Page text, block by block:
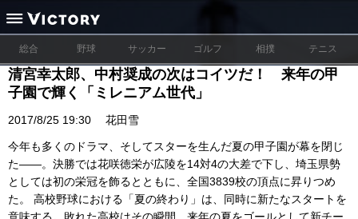
総合 野球 サッカー ゴルフ 相撲 テニス
清宮幸太郎、中村奨成の次はコイツだ！ 来年の甲
子園で輝く「ミレニアム世代」
2017/8/25 19:30 花田雪
今年も多くのドラマ、そしてスターを生んだ夏の甲子園が幕を閉じ
た――。決勝では花咲徳栄が広陵を14対4の大差で下し、埼玉県勢
としては初の栄冠を飾るとともに、全国3839校の頂点に昇りつめ
た。 高校野球における「夏の終わり」は、同時に新たなスタートを